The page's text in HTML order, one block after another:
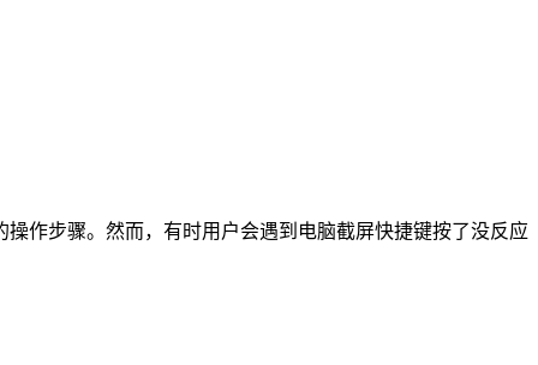
作步骤。然而，有时用户会遇到电脑截屏快捷键按了没反应